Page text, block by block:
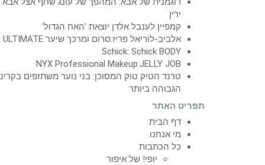
ירין
קמפיין לענבל אלדן יוצאת 'האח הגדול'
אלביב-לוריאל פריז:סרום ומרכך שיער ULTIMATE
Schick: Schick BODY
NYX Professional Makeup:JELLY JOB
טרנד הטיק טוק המסוכן: בני נוער משתזפים
הגבוהה ביותר
תפריט האתר
דף הבית
מי אנחנו
כל הכתבות
יופי! של איפור